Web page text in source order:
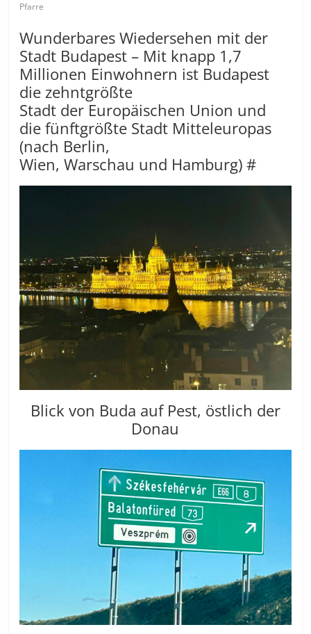
Pfarre
Wunderbares Wiedersehen mit der
Stadt Budapest – Mit knapp 1,7
Millionen Einwohnern ist Budapest
die zehntgrößte
Stadt der Europäischen Union und
die fünftgrößte Stadt Mitteleuropas
(nach Berlin,
Wien, Warschau und Hamburg) #
Blick von Buda auf Pest, östlich der
Donau